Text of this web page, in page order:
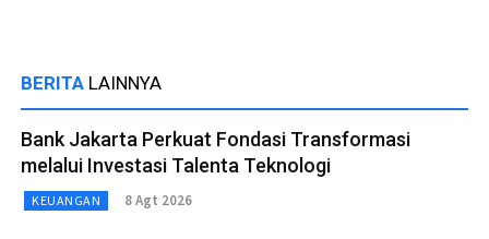
BERITA LAINNYA
Bank Jakarta Perkuat Fondasi Transformasi
melalui Investasi Talenta Teknologi
KEUANGAN 8 Agt 2026